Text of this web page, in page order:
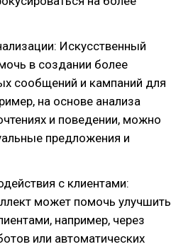
Искусственный
в создании более
сообщений и кампаний для
на основе анализа
и поведении, можно
предложения и
с клиентами:
может помочь улучшить
например, через
или автоматических